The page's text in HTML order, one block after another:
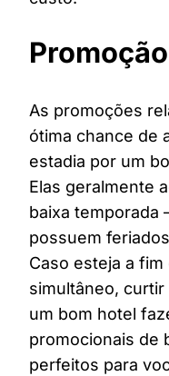
Promoção
As promoções
ótima chance de
estadia por um
Elas geralmente
baixa temporada
possuem
Caso esteja a
simultâneo,
um bom hotel
promocionais de
perfeitos para